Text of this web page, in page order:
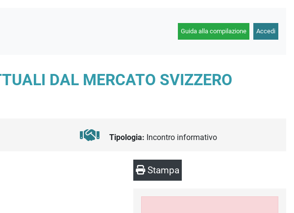
Guida alla compilazione Accedi
DAL MERCATO SVIZZERO
Tipologia: Incontro informativo
Stampa